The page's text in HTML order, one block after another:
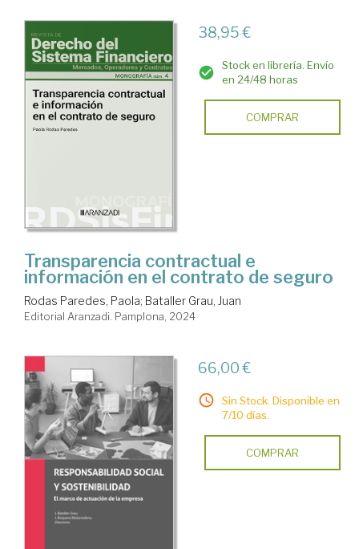
38,95 €
Stock en librería. Envío
en 24/48 horas
COMPRAR
Transparencia contractual e
información en el contrato de seguro
Rodas Paredes, Paola; Bataller Grau, Juan
Editorial Aranzadi. Pamplona, 2024
66,00 €
Sin Stock. Disponible en
7/10 días.
COMPRAR